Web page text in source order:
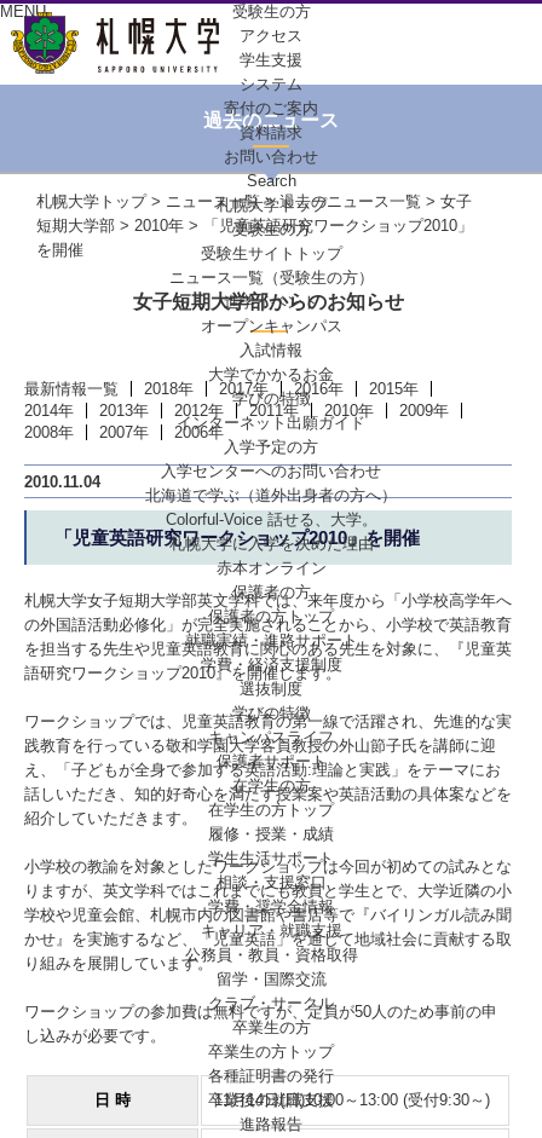
MENU
受験生の方
アクセス
学生支援
システム
寄付のご案内
資料請求
お問い合わせ
Search
札幌大学トップ
受験生の方
受験生サイトトップ
ニュース一覧（受験生の方）
進学イベント
オープンキャンパス
入試情報
大学でかかるお金
学びの特徴
インターネット出願ガイド
入学予定の方
入学センターへのお問い合わせ
北海道で学ぶ（道外出身者の方へ）
Colorful-Voice 話せる、大学。
札幌大学に入学を決めた理由
赤本オンライン
保護者の方
保護者の方トップ
就職実績・進路サポート
学費・経済支援制度
選抜制度
学びの特徴
キャンパスライフ
保護者サポート
在学生の方
在学生の方トップ
履修・授業・成績
学生生活サポート
相談・支援窓口
学費・奨学金情報
キャリア・就職支援
公務員・教員・資格取得
留学・国際交流
クラブ・サークル
卒業生の方
卒業生の方トップ
各種証明書の発行
卒業後の就職支援
進路報告
過去のニュース
札幌大学トップ> ニュース一覧>過去のニュース一覧 > 女子
短期大学部 > 2010年 > 「児童英語研究ワークショップ2010」
を開催
女子短期大学部からのお知らせ
最新情報一覧 2018年 2017年 2016年
2015年
2014年
2013年 2012年 2011年 2010年
2009年
2008年
2007年 2006年
2010.11.04
「児童英語研究ワークショップ2010」を開催
札幌大学女子短期大学部英文学科では、来年度から「小学校高学年へ
の外国語活動必修化」が完全実施されることから、小学校で英語教育
を担当する先生や児童英語教育に関心のある先生を対象に、『児童英
語研究ワークショップ2010』を開催します。
ワークショップでは、児童英語教育の第一線で活躍され、先進的な実
践教育を行っている敬和学園大学客員教授の外山節子氏を講師に迎
え、「子どもが全身で参加する英語活動:理論と実践」をテーマにお
話しいただき、知的好奇心を満たす授業案や英語活動の具体案などを
紹介していただきます。
小学校の教諭を対象としたワークショップは今回が初めての試みとな
りますが、英文学科ではこれまでにも教員と学生とで、大学近隣の小
学校や児童会館、札幌市内の図書館や書店等で『バイリンガル読み聞
かせ』を実施するなど、「児童英語」を通して地域社会に貢献する取
り組みを展開しています。
ワークショップの参加費は無料ですが、定員が50人のため事前の申
し込みが必要です。
日 時 11月14日(日)10:00～13:00 (受付9:30～)